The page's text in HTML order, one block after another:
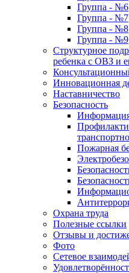
Группа - №6
Группа - №7
Группа - №8
Группа - №9
Структурное
ребенка с ОВЗ и
Инновационная
Наставничество
Безопасность
Пожарная
Охрана труда
Полезные ссылки
Отзывы и
Фото
Сетевое